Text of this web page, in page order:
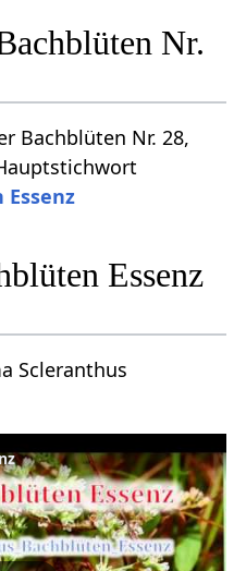
Nr.
Bachblüten Nr. 28,
Essenz
Scleranthus